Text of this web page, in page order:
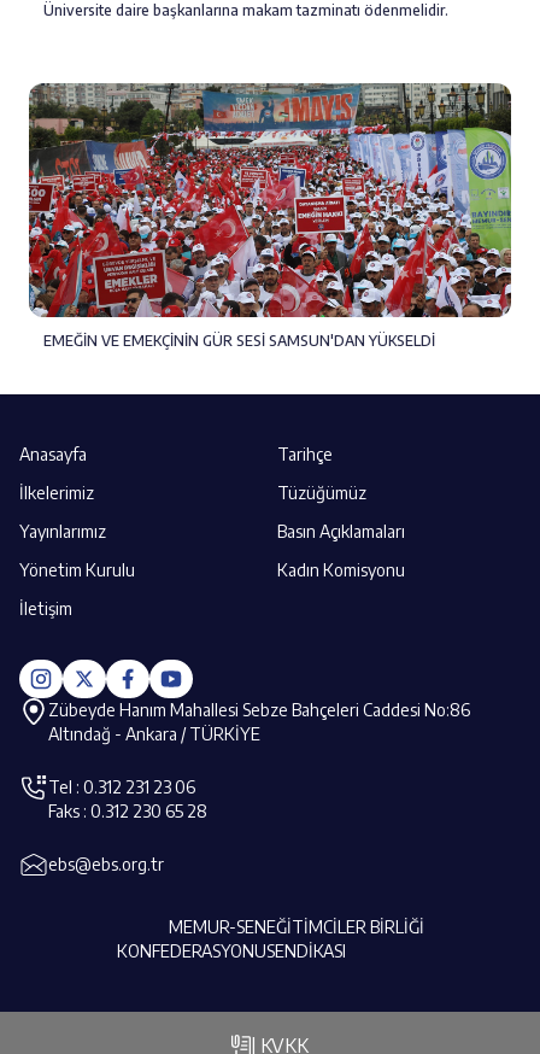
Üniversite daire başkanlarına makam tazminatı ödenmelidir.
EMEĞİN VE EMEKÇİNİN GÜR SESİ SAMSUN'DAN YÜKSELDİ
Anasayfa
Tarihçe
İlkelerimiz
Tüzüğümüz
Yayınlarımız
Basın Açıklamaları
Yönetim Kurulu
Kadın Komisyonu
İletişim
MEMUR-SEN
KONFEDERASYONU
EĞİTİMCİLER BİRLİĞİ
SENDİKASI
Zübeyde Hanım Mahallesi Sebze Bahçeleri Caddesi No:86
Altındağ - Ankara / TÜRKİYE
Tel : 0.312 231 23 06
Faks : 0.312 230 65 28
ebs@ebs.org.tr
| KVKK